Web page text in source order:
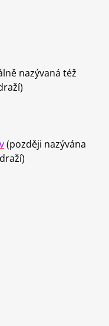
nazývaná též
(později nazývána